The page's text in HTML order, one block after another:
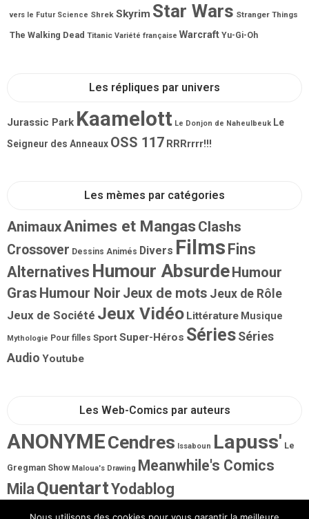
vers le Futur Science Shrek Skyrim Star Wars Stranger Things
The Walking Dead Titanic Variété française Warcraft Yu-Gi-Oh
Les répliques par univers
Jurassic Park Kaamelott Le Donjon de Naheulbeuk Le
Seigneur des Anneaux OSS 117 RRRrrrr!!!
Les mèmes par catégories
AnimauxAnimes et MangasClashs
Crossover Dessins Animés Divers Films Fins
Alternatives Humour AbsurdeHumour
Gras Humour Noir Jeux de mots Jeux de Rôle
Jeux de Société Jeux Vidéo Littérature Musique
Mythologie Pour filles SportSuper-Héros Séries Séries
Audio Youtube
Les Web-Comics par auteurs
ANONYMECendres Issaboun Lapuss' Le
Gregman Show Maloua's Drawing Meanwhile's Comics
MilaQuentartYodablog